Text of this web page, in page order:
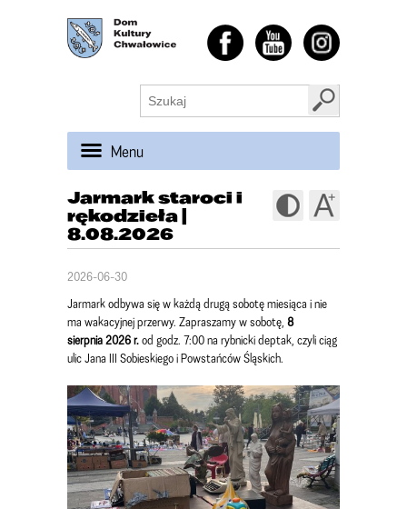
Menu
Jarmark staroci i
rękodzieła |
8.08.2026
2026-06-30
Jarmark odbywa się w każdą drugą sobotę miesiąca i nie
ma wakacyjnej przerwy. Zapraszamy w sobotę, 8
sierpnia 2026 r.od godz. 7:00 na rybnicki deptak, czyli ciąg
ulic Jana III Sobieskiego i Powstańców Śląskich.